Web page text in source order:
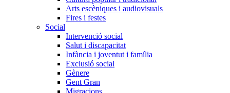
Arts escèniques i audiovisuals
Fires i festes
Social
Intervenció social
Salut i discapacitat
Infància i joventut i família
Exclusió social
Gènere
Gent Gran